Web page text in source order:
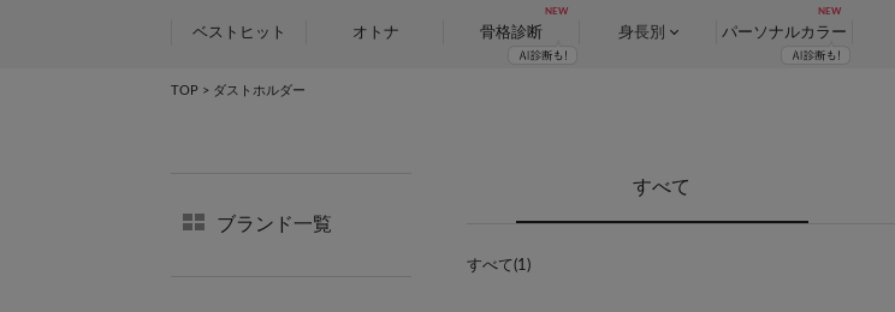
ベストヒット オトナ 骨格診断 身長別 パーソナルカラー
TOP > ダストホルダー
すべて
すべて(1)
ブランド一覧